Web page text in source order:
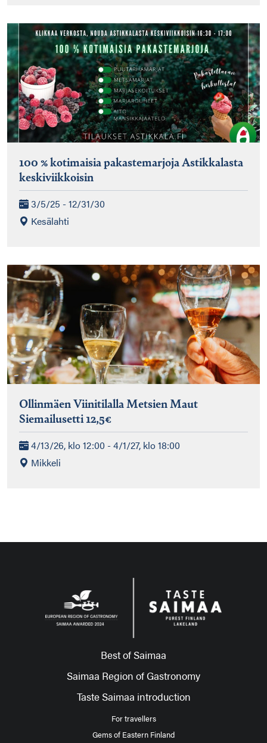
100 % kotimaisia pakastemarjoja Astikkalasta
keskiviikkoisin
3/5/25 - 12/31/30
Kesälahti
Ollinmäen Viinitilalla Metsien Maut
Siemailusetti 12,5€
4/13/26, klo 12:00 - 4/1/27, klo 18:00
Mikkeli
Best of Saimaa
Saimaa Region of Gastronomy
Taste Saimaa introduction
For travellers
Gems of Eastern Finland